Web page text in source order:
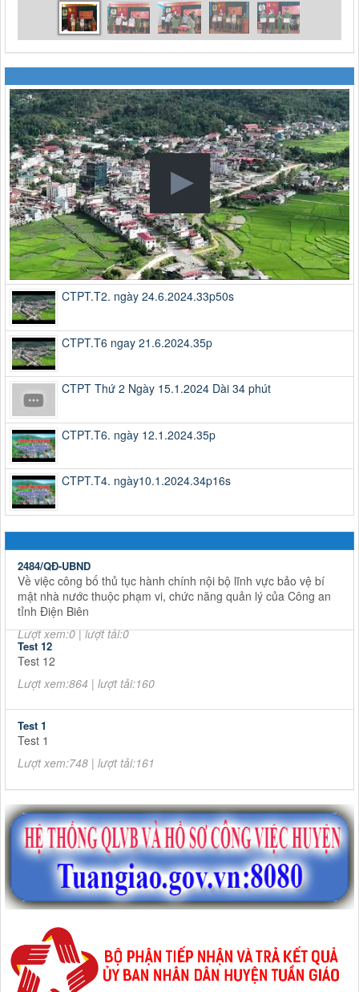
CTPT.T2. ngày 24.6.2024.33p50s
CTPT.T6 ngay 21.6.2024.35p
CTPT Thứ 2 Ngày 15.1.2024 Dài 34 phút
CTPT.T6. ngày 12.1.2024.35p
CTPT.T4. ngày10.1.2024.34p16s
2484/QĐ-UBND
Về việc công bố thủ tục hành chính nội bộ lĩnh vực bảo vệ bí
mật nhà nước thuộc phạm vi, chức năng quản lý của Công an
tỉnh Điện Biên
Lượt xem:0 | lượt tải:0
Test 12
Test 12
Lượt xem:864 | lượt tải:160
Test 1
Test 1
Lượt xem:748 | lượt tải:161